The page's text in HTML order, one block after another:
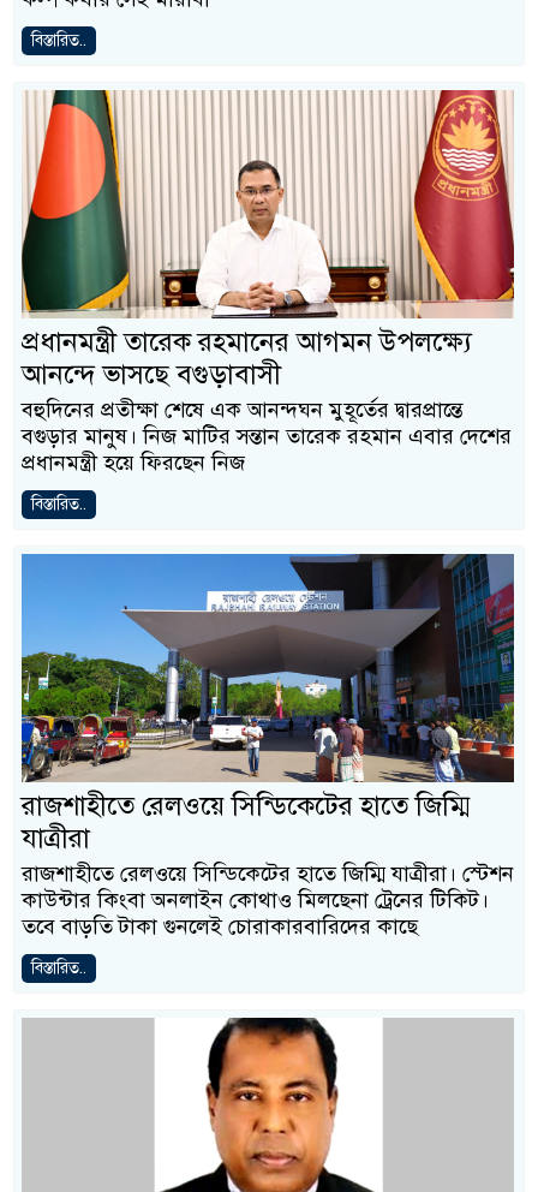
বিস্তারিত..
প্রধানমন্ত্রী তারেক রহমানের আগমন উপলক্ষ্যে
আনন্দে ভাসছে বগুড়াবাসী
বহুদিনের প্রতীক্ষা শেষে এক আনন্দঘন মুহূর্তের দ্বারপ্রান্তে
বগুড়ার মানুষ। নিজ মাটির সন্তান তারেক রহমান এবার দেশের
প্রধানমন্ত্রী হয়ে ফিরছেন নিজ
বিস্তারিত..
রাজশাহীতে রেলওয়ে সিন্ডিকেটের হাতে জিম্মি
যাত্রীরা
রাজশাহীতে রেলওয়ে সিন্ডিকেটের হাতে জিম্মি যাত্রীরা। স্টেশন
কাউন্টার কিংবা অনলাইন কোথাও মিলছেনা ট্রেনের টিকিট।
তবে বাড়তি টাকা গুনলেই চোরাকারবারিদের কাছে
বিস্তারিত..